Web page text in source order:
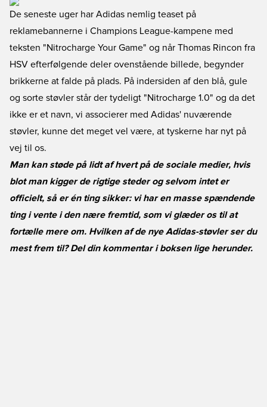
De seneste uger har Adidas nemlig teaset på
reklamebannerne i Champions League-kampene med
teksten "Nitrocharge Your Game" og når Thomas Rincon fra
HSV efterfølgende deler ovenstående billede, begynder
brikkerne at falde på plads. På indersiden af den blå, gule
og sorte støvler står der tydeligt "Nitrocharge 1.0" og da det
ikke er et navn, vi associerer med Adidas' nuværende
støvler, kunne det meget vel være, at tyskerne har nyt på
vej til os.
Man kan støde på lidt af hvert på de sociale medier, hvis
blot man kigger de rigtige steder og selvom intet er
officielt, så er én ting sikker: vi har en masse spændende
ting i vente i den nære fremtid, som vi glæder os til at
fortælle mere om. Hvilken af de nye Adidas-støvler ser du
mest frem til? Del din kommentar i boksen lige herunder.